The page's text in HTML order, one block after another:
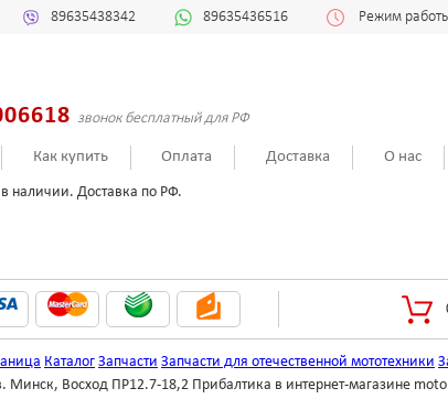
89635438342 89635436516 Режим
звонок бесплатный для РФ
Как купить Оплата Доставка О нас
наличии. Доставка по РФ.
Каталог Запчасти Запчасти для отечественной мототехники
Минск, Восход ПР12.7-18,2 Прибалтика в интернет-магазине